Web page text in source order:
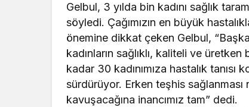
Gelbul, 3 yılda bin kadını sağlık
söyledi. Çağımızın en büyük
önemine dikkat çeken Gelbul,
kadınların sağlıklı, kaliteli ve
kadar 30 kadınımıza hastalık tanısı
sürdürüyor. Erken teşhis sağlanması
kavuşacağına inancımız tam” dedi.